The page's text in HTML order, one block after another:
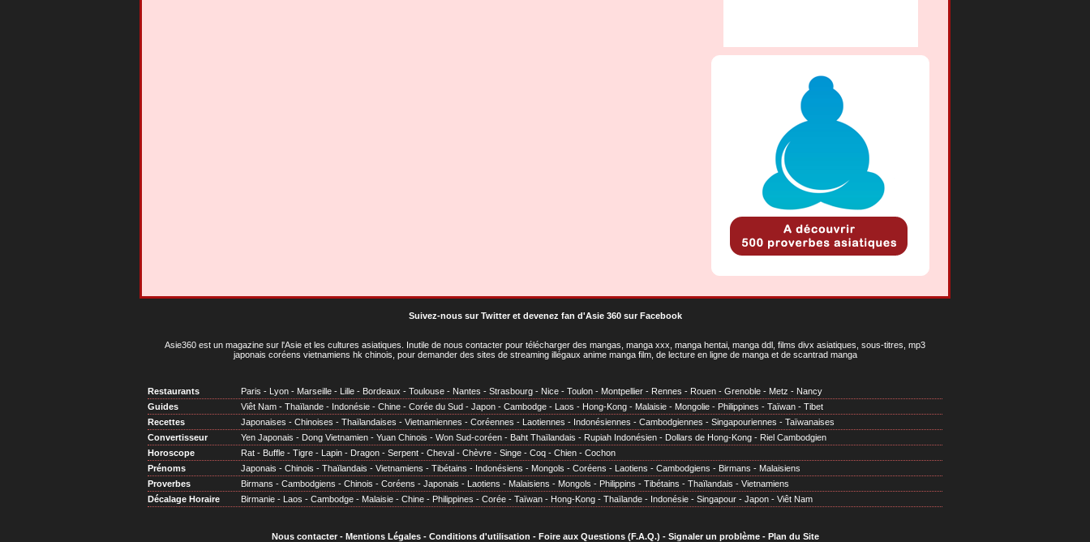
Suivez-nous sur Twitteret devenez fan d'Asie 360 sur Facebook
Asie360 est un magazine sur l'Asie et les cultures asiatiques . Inutile de nous contacter pour télécharger des mangas, manga xxx, manga hentai, manga ddl, films divx asiatiques, sous-titres, mp3
japonais coréens vietnamiens hk chinois, pour demander des sites de streaming illégaux anime manga film, de lecture en ligne de manga et de scantrad manga
Restaurants Paris - Lyon - Marseille - Lille - Bordeaux - Toulouse - Nantes - Strasbourg - Nice - Toulon - Montpellier - Rennes - Rouen - Grenoble - Metz - Nancy
Guides
Viêt Nam - Thaïlande - Indonésie - Chine - Corée du Sud - Japon - Cambodge - Laos - Hong-Kong - Malaisie - Mongolie - Philippines - Taïwan - Tibet
Recettes
Japonaises - Chinoises - Thaïlandaises - Vietnamiennes - Coréennes - Laotiennes - Indonésiennes - Cambodgiennes - Singapouriennes - Taïwanaises
Convertisseur
Yen Japonais - Dong Vietnamien - Yuan Chinois - Won Sud-coréen - Baht Thaïlandais - Rupiah Indonésien - Dollars de Hong-Kong - Riel Cambodgien
Horoscope
Rat - Buffle - Tigre - Lapin - Dragon - Serpent - Cheval - Chèvre - Singe - Coq - Chien - Cochon
Prénoms
Japonais - Chinois - Thaïlandais - Vietnamiens - Tibétains - Indonésiens - Mongols - Coréens - Laotiens - Cambodgiens - Birmans - Malaisiens
Proverbes
Birmans - Cambodgiens - Chinois - Coréens - Japonais - Laotiens - Malaisiens - Mongols - Philippins - Tibétains - Thaïlandais - Vietnamiens
Décalage Horaire
Birmanie - Laos - Cambodge - Malaisie - Chine - Philippines - Corée - Taïwan - Hong-Kong - Thaïlande - Indonésie - Singapour - Japon - Viêt Nam
Nous contacter- Mentions Légales- Conditions d'utilisation - Foire aux Questions (F.A.Q.) - Signaler un problème- Plan du Site